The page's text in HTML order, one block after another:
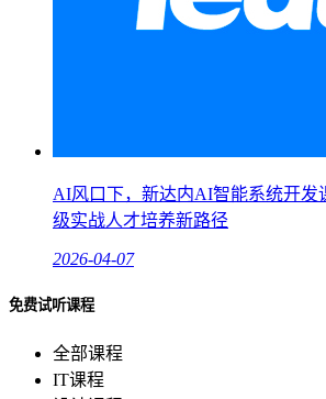
AI风口下，新达内AI智能系统开发
级实战人才培养新路径
2026-04-07
免费试听课程
全部课程
IT课程